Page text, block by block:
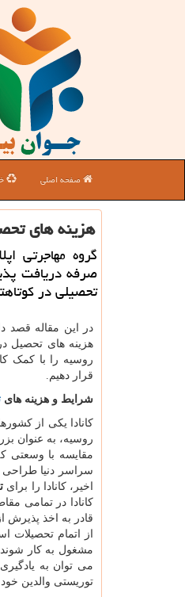
صفحه اصلی
هزینه های
گروه مهاجرتی
صرفه دریافت
تحصیلی در
در این مقاله قصد
هزینه های تحصیل در
روسیه را با کمک
قرار دهیم.
شرایط و هزینه های
کانادا یکی از
روسیه، به عنوان
مقایسه با وسعتی
سراسر دنیا طراحی
اخیر، کانادا را برای
کانادا در تمامی
قادر به اخذ پذیرش
از اتمام تحصیلات
مشغول به کار شوند
می توان به
توریستی والدین